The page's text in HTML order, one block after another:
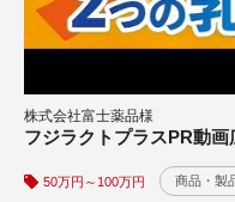
株式会社富士薬品様
フジラクトプラスPR動画
50万円～100万円 商品・製
電子帳簿サービス・オリ
30万円～50万円
WEB広告